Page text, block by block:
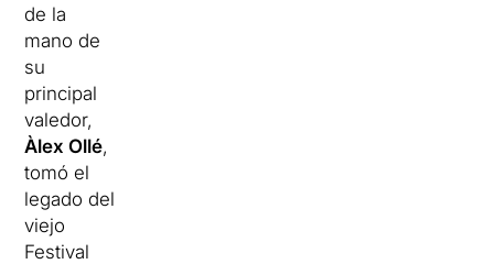
de la
mano de
su
principal
valedor,
Àlex Ollé,
tomó el
legado del
viejo
Festival